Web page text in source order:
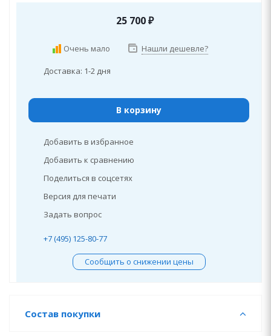
25 700₽
Очень мало Нашли дешевле?
Доставка: 1-2 дня
В корзину
Добавить в избранное
Добавить к сравнению
Поделиться в соцсетях
Версия для печати
Задать вопрос
+7 (495) 125-80-77
Сообщить о снижении цены
Состав покупки